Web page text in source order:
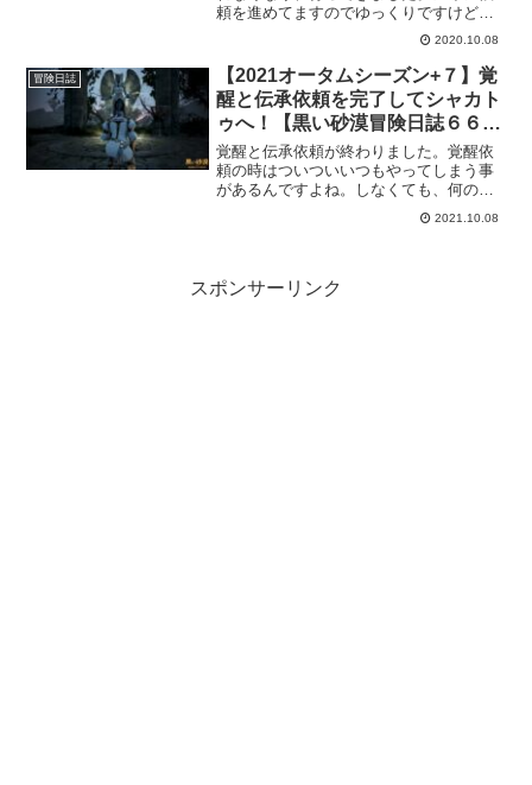
頼を進めてますのでゆっくりですけど、
過去に出てきた話がいろいろと出てきて
「あぁ、そんな話あったわ」なんて思い
出しながらも進めています。全ての話に
関わってる感があるオーディリタです。
2020.10.08
冒険日誌
【2021オータムシーズン+７】覚
醒と伝承依頼を完了してシャカト
ゥへ！【黒い砂漠冒険日誌６６
７】
覚醒と伝承依頼が終わりました。覚醒依
頼の時はついついいつもやってしまう事
があるんですよね。しなくても、何の影
響もないんだけどクセみたいなもので
す。そんなクセみたいなものってありま
す。
2021.10.08
スポンサーリンク